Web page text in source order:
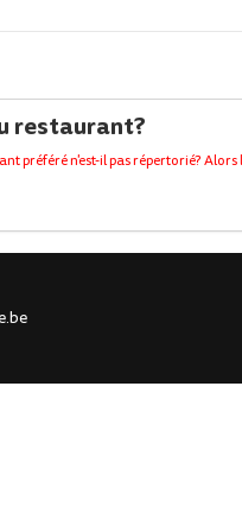
restaurant?
préféré n'est-il pas répertorié? Alors